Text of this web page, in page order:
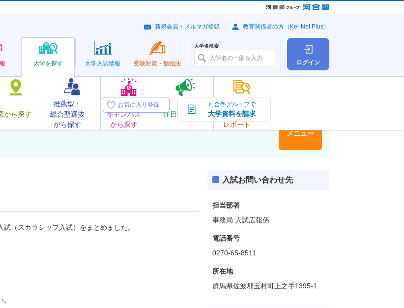
ログイン
大学を探す
から探す
推薦型・
総合型選抜
から探す
オープン
キャンパス
から探す
注目の大学
大学の今
トピック＆
レポート
大学入試情報 受験対策・ 勉強法
大学名検索
新規会員・メルマガ登録 教育関係者の方（Kei-Net Plus）
お気に入り登録 河合塾グループで
大学資料を請求
メニュー
（スカラシップ入試）をまとめました。
入試お問い合わせ先
担当部署
事務局 入試広報係
電話番号
0270-65-8511
所在地
群馬県佐波郡玉村町上之手1395-1